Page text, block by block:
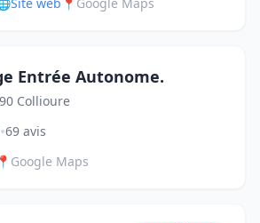
Entrée Autonome.
Collioure
•69 avis
📍 Google Maps